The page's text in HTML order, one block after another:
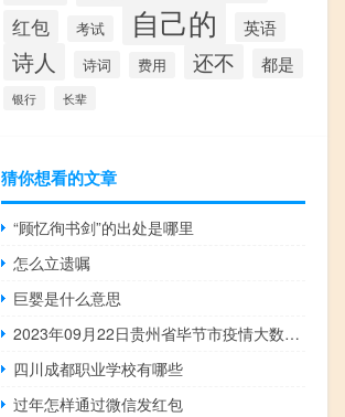
红包 考试 自己的 英语
诗人 诗词 费用 还不 都是
银行 长辈
猜你想看的文章
“顾忆徇书剑”的出处是哪里
怎么立遗嘱
巨婴是什么意思
2023年09月22日贵州省毕节市疫情大数据-今日/今天疫情全网搜索最新实时消息动态情况通知播报
四川成都职业学校有哪些
过年怎样通过微信发红包